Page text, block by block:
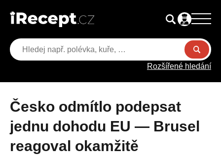
Rozšířené hledání
Česko odmítlo podepsat
jednu dohodu EU — Brusel
reagoval okamžitě